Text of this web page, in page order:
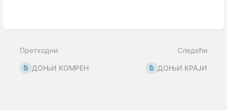
select
Претходни
ДОЊИ КОМРЕН
Следећи
ДОЊИ КРАЈИ